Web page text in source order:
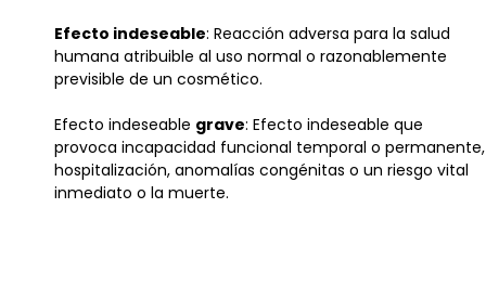
Efecto indeseable: Reacción adversa para la salud
humana atribuible al uso normal o razonablemente
previsible de un cosmético.
Efecto indeseable grave: Efecto indeseable que
provoca incapacidad funcional temporal o permanente,
hospitalización, anomalías congénitas o un riesgo vital
inmediato o la muerte.